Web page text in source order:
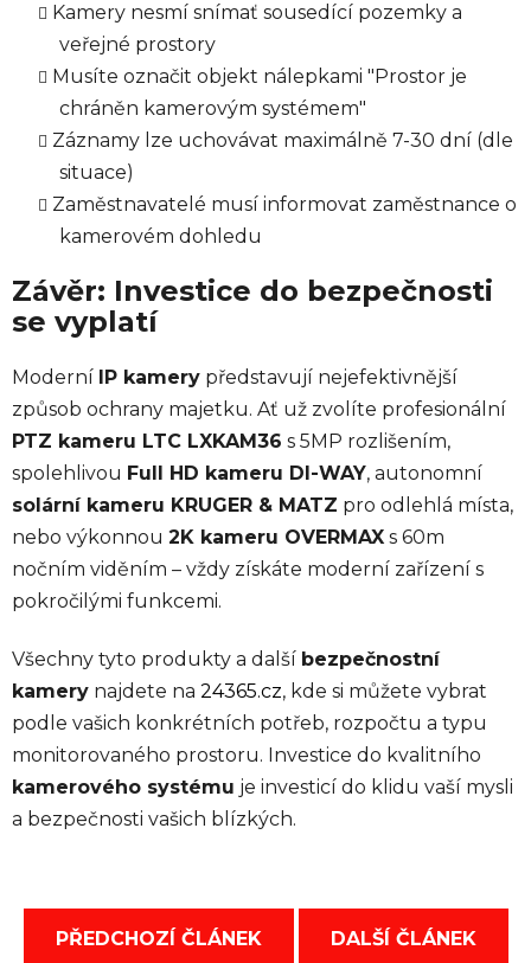
Kamery nesmí snímať sousedící pozemky a
veřejné prostory
Musíte označit objekt nálepkami "Prostor je
chráněn kamerovým systémem"
Záznamy lze uchovávat maximálně 7-30 dní (dle
situace)
Zaměstnavatelé musí informovat zaměstnance o
kamerovém dohledu
Závěr: Investice do bezpečnosti
se vyplatí
Moderní IP kamery představují nejefektivnější
způsob ochrany majetku. Ať už zvolíte profesionální
PTZ kameru LTC LXKAM36 s 5MP rozlišením,
spolehlivou Full HD kameru DI-WAY, autonomní
solární kameru KRUGER & MATZ pro odlehlá místa,
nebo výkonnou 2K kameru OVERMAX s 60m
nočním viděním – vždy získáte moderní zařízení s
pokročilými funkcemi.
Všechny tyto produkty a další bezpečnostní
kamery najdete na 24365.cz, kde si můžete vybrat
podle vašich konkrétních potřeb, rozpočtu a typu
monitorovaného prostoru. Investice do kvalitního
kamerového systému je investicí do klidu vaší mysli
a bezpečnosti vašich blízkých.
PŘEDCHOZÍ ČLÁNEK DALŠÍ ČLÁNEK